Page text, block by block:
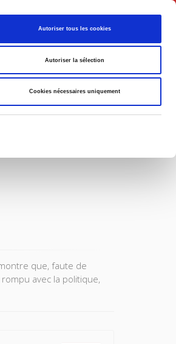
Autoriser tous les cookies
Autoriser la sélection
Cookies nécessaires uniquement
que, faute de
avec la politique,